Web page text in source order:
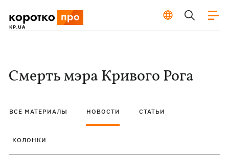
Смерть мэра Кривого Рога
ВСЕ МАТЕРИАЛЫ НОВОСТИ СТАТЬИ
КОЛОНКИ